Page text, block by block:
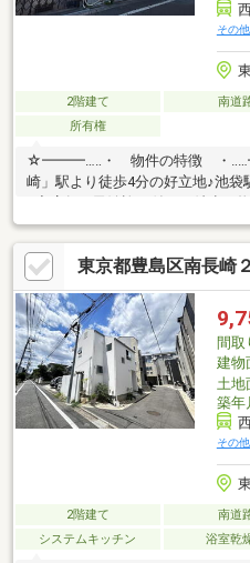
その
2階建て 南道
所有権
☆━━━…‥・ 物件の特徴 ・
崎」駅より徒歩4分の好立地♪池袋
業としての収益運営も可能♪◇セ
も近く、落ち着いた住環境と利
認ください♪☆━━━…‥・
未公開物件情報】板橋区大山にお
区・北区・練馬区の物件情報はア
展開！未公開物件多数！物件探し
ストまで！
東京都豊島区南長崎
間取
建物
土地
築年
その
2階建て 南道
システムキッチン
浴室乾